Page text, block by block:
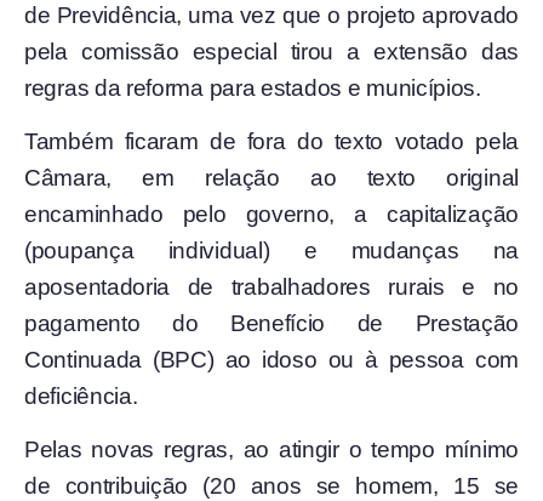
de Previdência, uma vez que o projeto aprovado
pela comissão especial tirou a extensão das
regras da reforma para estados e municípios.
Também ficaram de fora do texto votado pela
Câmara, em relação ao texto original
encaminhado pelo governo, a capitalização
(poupança individual) e mudanças na
aposentadoria de trabalhadores rurais e no
pagamento do Benefício de Prestação
Continuada (BPC) ao idoso ou à pessoa com
deficiência.
Pelas novas regras, ao atingir o tempo mínimo
de contribuição (20 anos se homem, 15 se